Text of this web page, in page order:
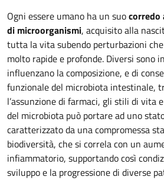
Ogni essere umano ha un suocorredo
di microorganismi, acquisito alla
tutta la vita subendo perturbazioni
molto rapide e profonde. Diversi sono
influenzano la composizione, e di
funzionale del microbiota intestinale,
l’assunzione di farmaci, gli stili di vita
del microbiota può portare ad uno
caratterizzato da una compromessa
biodiversità, che si correla con un
infiammatorio, supportando così
sviluppo e la progressione di diverse